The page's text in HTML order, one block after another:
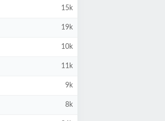
15k
19k
10k
11k
9k
8k